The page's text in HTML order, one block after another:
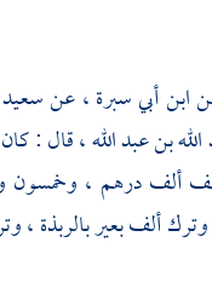
ابن أبي سبرة، عن
بن عبد الله، قال : كان
ألف درهم ، وخمسون
ألف بعيربالربذة،